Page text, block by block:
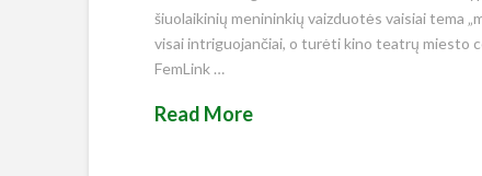
šiuolaikinių menininkių vaizduotės vaisiai tema
visai intriguojančiai, o turėti kino teatrų miesto
FemLink …
Read More